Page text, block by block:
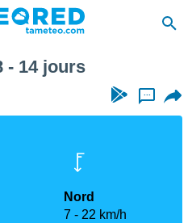
- 14 jours
...
Nord
7
22 km/h